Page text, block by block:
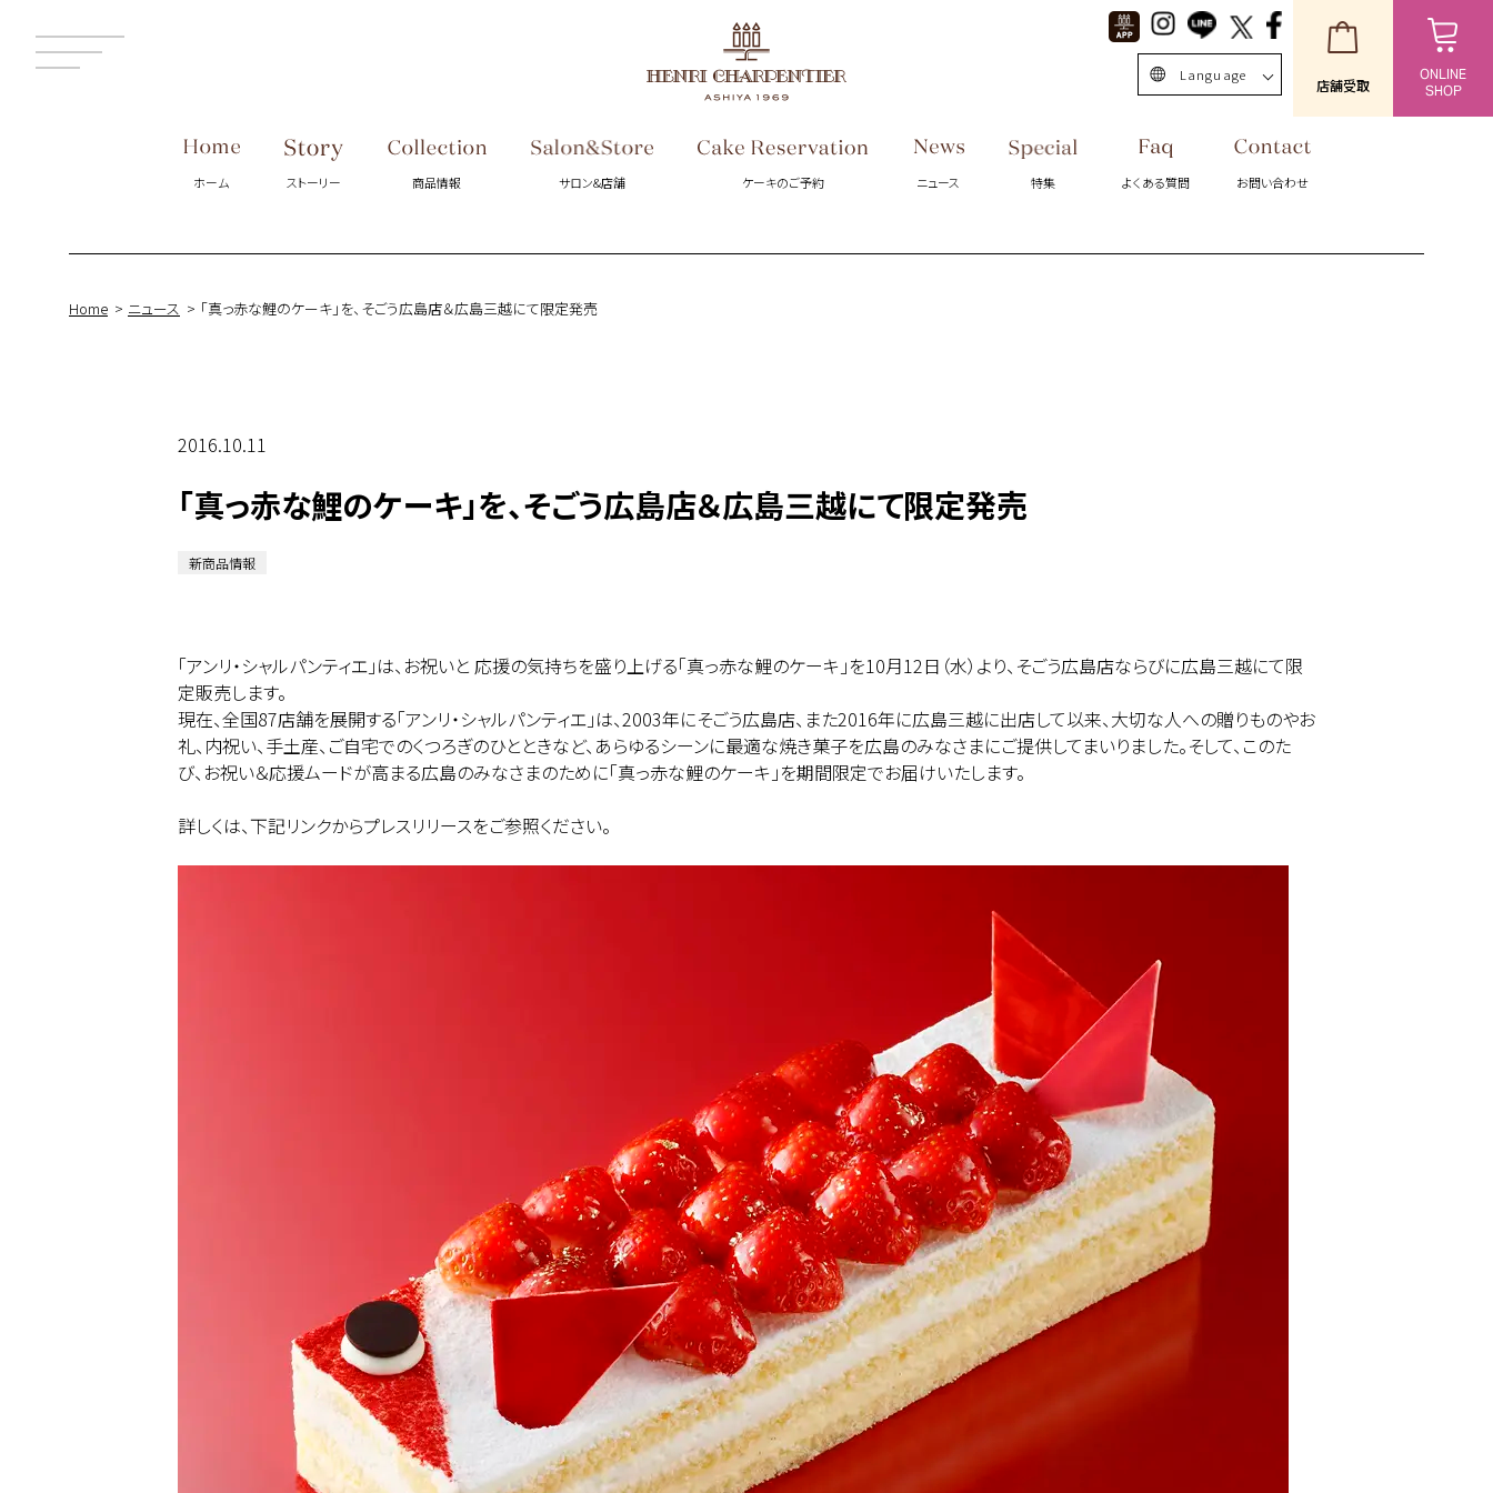
Language
Singapore/EN
店舗受取
ONLINE
SHOP
ホーム ストーリー 商品情報 サロン&店舗 ケーキのご予約 ニュース 特集 よくある質問 お問い合わせ
Home ニュース 「真っ赤な鯉のケーキ」を、そごう広島店＆広島三越にて限定発売
2016.10.11
「真っ赤な鯉のケーキ」を、そごう広島店＆広島三越にて限定発売
新商品情報
「アンリ・シャルパンティエ」は、お祝いと 応援の気持ちを盛り上げる「真っ赤な鯉のケーキ」を10月12日（水）より、そごう広島店ならびに広島三越にて限
定販売します。
現在、全国87店舗を展開する「アンリ・シャルパンティエ」は、2003年にそごう広島店、また2016年に広島三越に出店して以来、大切な人への贈りものやお
礼、内祝い、手土産、ご自宅でのくつろぎのひとときなど、あらゆるシーンに最適な焼き菓子を広島のみなさまにご提供してまいりました。そして、このた
び、お祝い＆応援ムードが高まる広島のみなさまのために「真っ赤な鯉のケーキ」を期間限定でお届けいたします。
詳しくは、下記リンクからプレスリリースをご参照ください。